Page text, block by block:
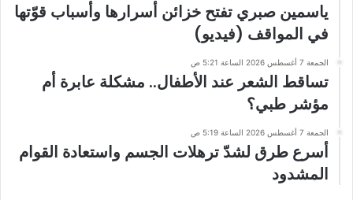
ياسمين صبري تفتح خزائن أسرارها وأسباب قوّتها
في المواقف (فيديو)
الجمعة 7 أغسطس 2026 الساعة 5:21 ص
تساقط الشعر عند الأطفال.. مشكلة عابرة أم
مؤشر طبي؟
الجمعة 7 أغسطس 2026 الساعة 5:19 ص
أسرع طرق لشدّ ترهلات الجسم واستعادة القوام
المشدود